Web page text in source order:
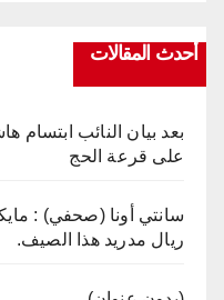
أحدث المقالات
بعد بيان النائب ابتسام
على قرعة الحج
سانتي أونا (صحفي) :
ريال مدريد هذا الصيف.